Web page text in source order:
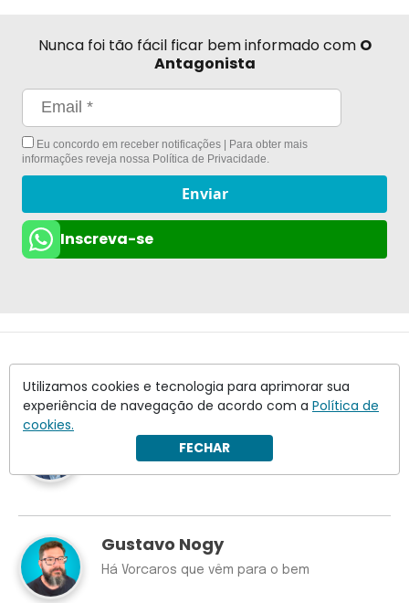
Utilizamos cookies e tecnologia para aprimorar sua
experiência de navegação de acordo com a Política de
cookies.
FECHAR
Nunca foi tão fácil ficar bem informado com O
Antagonista
Eu concordo em receber notificações | Para obter mais
informações reveja nossa Política de Privacidade
Enviar
Inscreva-se
Colunistas Ver todos
Mendonça tem motivos para desconfiar
Gustavo Nogy
Há Vorcaros que vêm para o bem